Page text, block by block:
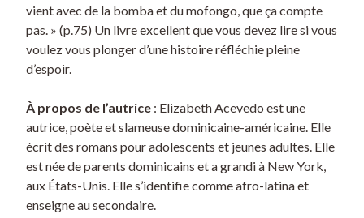
vient avec de la bomba et du mofongo, que ça compte
pas. » (p.75) Un livre excellent que vous devez lire si vous
voulez vous plonger d’une histoire réfléchie pleine
d’espoir.
À propos de l’autrice : Elizabeth Acevedo est une
autrice, poète et slameuse dominicaine-américaine. Elle
écrit des romans pour adolescents et jeunes adultes. Elle
est née de parents dominicains et a grandi à New York,
aux États-Unis. Elle s’identifie comme afro-latina et
enseigne au secondaire.